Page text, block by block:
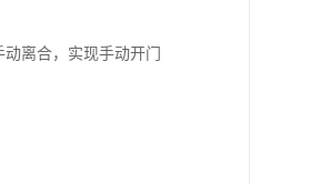
离合，实现手动开门